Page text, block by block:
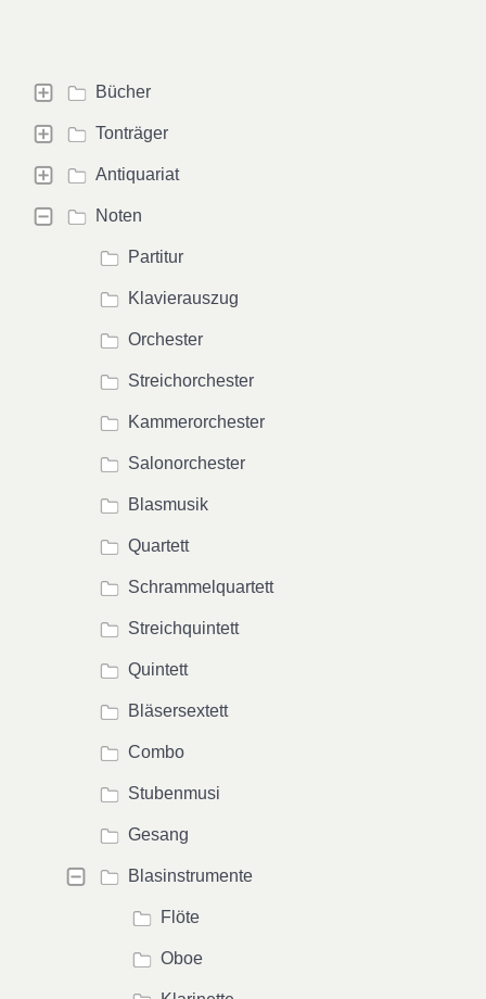
Bücher
Tonträger
Antiquariat
Noten
Partitur
Klavierauszug
Orchester
Streichorchester
Kammerorchester
Salonorchester
Blasmusik
Quartett
Schrammelquartett
Streichquintett
Quintett
Bläsersextett
Combo
Stubenmusi
Gesang
Blasinstrumente
Flöte
Oboe